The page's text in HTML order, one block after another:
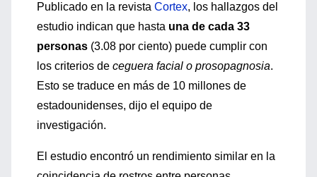
Publicado en la revista Cortex, los hallazgos del
estudio indican que hasta una de cada 33
personas (3.08 por ciento) puede cumplir con
los criterios de ceguera facial o prosopagnosia.
Esto se traduce en más de 10 millones de
estadounidenses, dijo el equipo de
investigación.
El estudio encontró un rendimiento similar en la